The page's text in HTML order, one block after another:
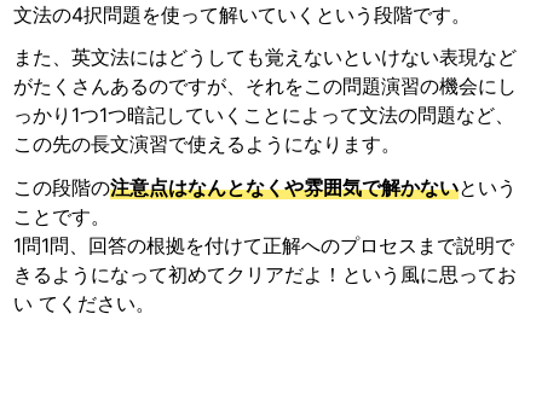
文法の4択問題を使って解いていくという段階です。
また、英文法にはどうしても覚えないといけない表現など
がたくさんあるのですが、それをこの問題演習の機会にし
っかり1つ1つ暗記していくことによって文法の問題など、
この先の長文演習で使えるようになります。
この段階の注意点はなんとなくや雰囲気で解かないという
ことです。
1問1問、回答の根拠を付けて正解へのプロセスまで説明で
きるようになって初めてクリアだよ！という風に思ってお
い てください。